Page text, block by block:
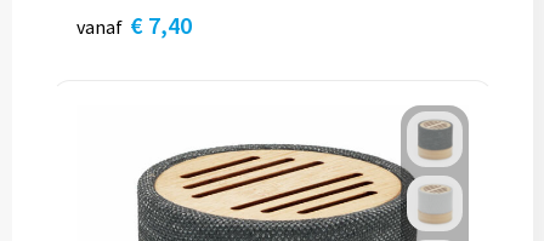
vanaf € 7,40